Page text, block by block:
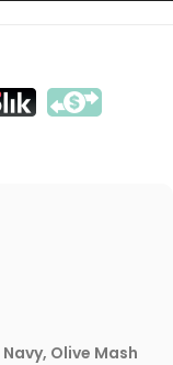
Navy, Olive Mash